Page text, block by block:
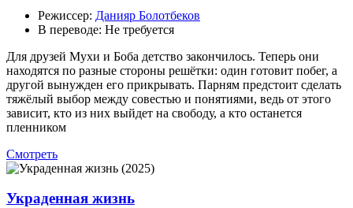
Режиссер: Данияр Болотбеков
В переводе: Не требуется
Для друзей Мухи и Боба детство закончилось. Теперь они
находятся по разные стороны решётки: один готовит побег, а
другой вынужден его прикрывать. Парням предстоит сделать
тяжёлый выбор между совестью и понятиями, ведь от этого
зависит, кто из них выйдет на свободу, а кто останется
пленником
Смотреть
Украденная жизнь